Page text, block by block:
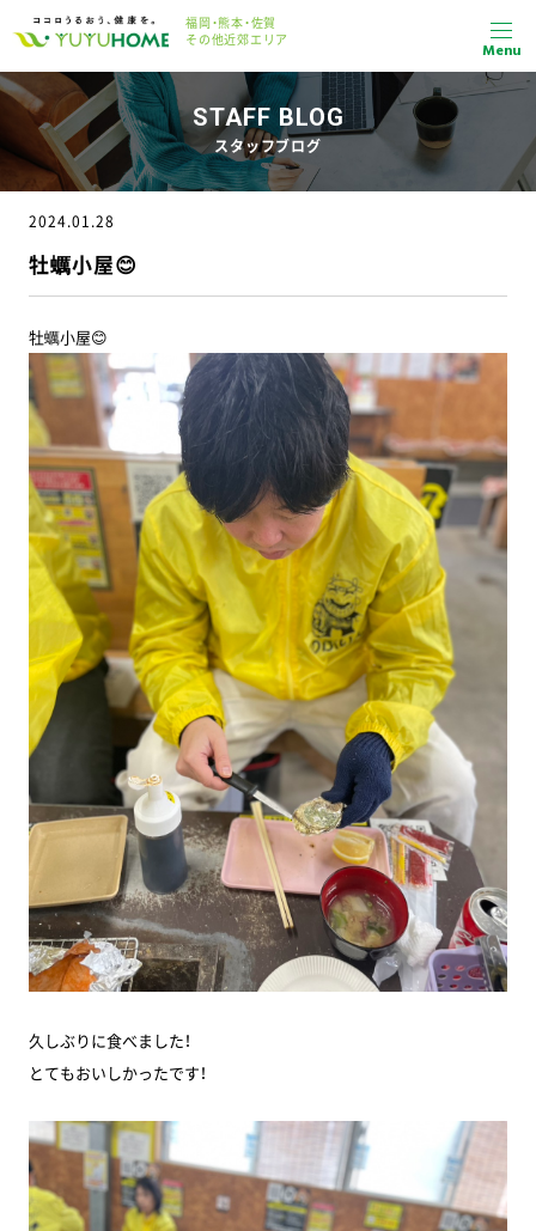
福岡・熊本・佐賀
その他近郊エリア
Menu
STAFF BLOG
スタッフブログ
2024.01.28
牡蠣小屋😊
牡蠣小屋😊
久しぶりに食べました！
とてもおいしかったです！